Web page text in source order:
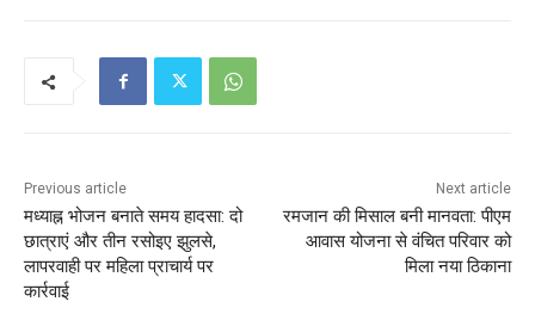
Previous article
मध्याह्न भोजन बनाते समय हादसा: दो
छात्राएं और तीन रसोइए झुलसे,
लापरवाही पर महिला प्राचार्य पर
कार्रवाई
Next article
रमजान की मिसाल बनी मानवता: पीएम
आवास योजना से वंचित परिवार को
मिला नया ठिकाना